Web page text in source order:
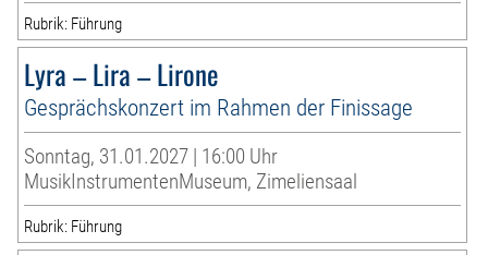
Rubrik: Führung
Lyra – Lira – Lirone
Gesprächskonzert im Rahmen der Finissage
Sonntag, 31.01.2027 | 16:00 Uhr
MusikInstrumentenMuseum, Zimeliensaal
Rubrik: Führung